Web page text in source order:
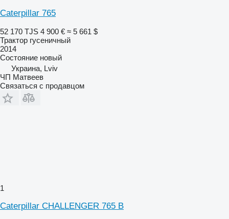
Caterpillar 765
52 170 TJS 4 900 € ≈ 5 661 $
Трактор гусеничный
2014
Состояние новый
Украина, Lviv
ЧП Матвеев
Связаться с продавцом
1
Caterpillar CHALLENGER 765 B